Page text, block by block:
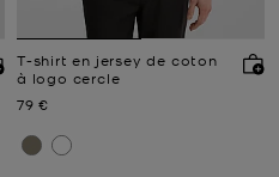
T-shirt en jersey de coton
à logo cercle
Prix actuel
79 €